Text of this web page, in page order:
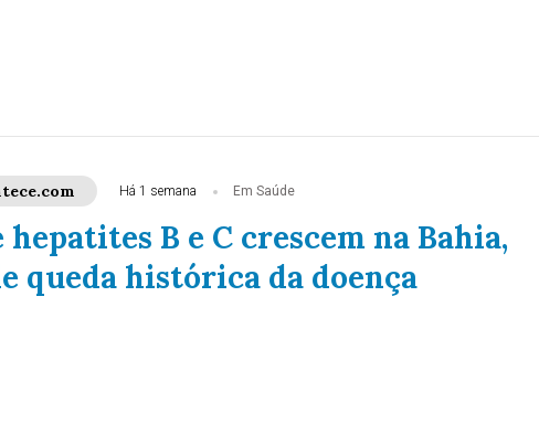
Há 1 semana Em Saúde
hepatites B e C crescem na Bahia,
queda histórica da doença